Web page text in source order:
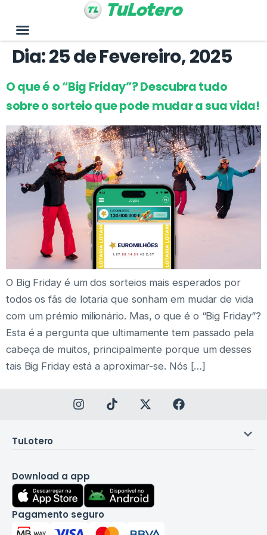
Dia:25 de Fevereiro, 2025
O que é o “Big Friday”? Descubra tudo
sobre o sorteio que pode mudar a sua vida!
O Big Friday é um dos sorteios mais esperados por
todos os fãs de lotaria que sonham em mudar de vida
com um prémio milionário. Mas, o que é o “Big Friday”?
Esta é a pergunta que ultimamente tem passado pela
cabeça de muitos, principalmente porque um desses
tais Big Friday está a aproximar-se. Nós […]
TuLotero
Download a app
Pagamento seguro